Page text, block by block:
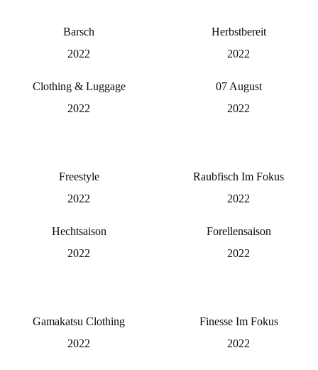
Barsch
2022
Herbstbereit
2022
Clothing & Luggage
2022
07 August
2022
Freestyle
2022
Raubfisch Im Fokus
2022
Hechtsaison
2022
Forellensaison
2022
Gamakatsu Clothing
2022
Finesse Im Fokus
2022